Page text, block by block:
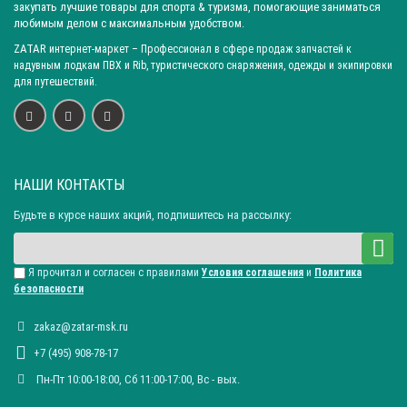
закупать лучшие товары для спорта & туризма, помогающие заниматься
любимым делом с максимальным удобством.
ZATAR интернет-маркет – Профессионал в сфере продаж запчастей к
надувным лодкам ПВХ и Rib, туристического снаряжения, одежды и экипировки
для путешествий.
НАШИ КОНТАКТЫ
Будьте в курсе наших акций, подпишитесь на рассылку:
Я прочитал и согласен с правилами Условия соглашения и Политика
безопасности
zakaz@zatar-msk.ru
+7 (495) 908-78-17
Пн-Пт 10:00-18:00, Сб 11:00-17:00, Вc - вых.